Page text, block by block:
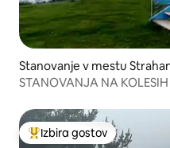
Stanovanje v mestu
STANOVANJA NA KOLESIH
Najbolj priljubljena
Izbira gostov